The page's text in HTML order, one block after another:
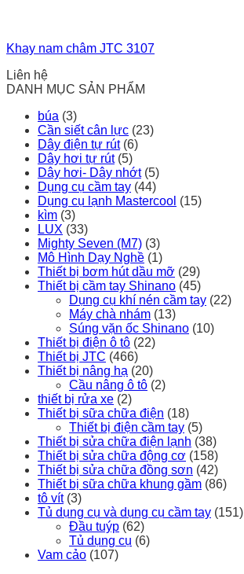
Khay nam châm JTC 3107
Liên hệ
DANH MỤC SẢN PHẨM
búa (3)
Cần siết cân lực (23)
Dây điện tự rút (6)
Dây hơi tự rút (5)
Dây hơi- Dây nhớt (5)
Dụng cụ cầm tay (44)
Dụng cụ lạnh Mastercool (15)
kìm (3)
LUX (33)
Mighty Seven (M7) (3)
Mô Hình Dạy Nghề (1)
Thiết bị bơm hút dầu mỡ (29)
Thiết bị cầm tay Shinano (45)
Dụng cụ khí nén cầm tay (22)
Máy chà nhám (13)
Súng vặn ốc Shinano (10)
Thiết bị điện ô tô (22)
Thiết bị JTC (466)
Thiết bị nâng hạ (20)
Cầu nâng ô tô (2)
thiết bị rửa xe (2)
Thiết bị sữa chữa điện (18)
Thiết bị điện cầm tay (5)
Thiết bị sửa chữa điện lạnh (38)
Thiết bị sửa chữa động cơ (158)
Thiết bị sửa chữa đồng sơn (42)
Thiết bị sữa chữa khung gầm (86)
tô vít (3)
Tủ dụng cụ và dụng cụ cầm tay (151)
Đầu tuýp (62)
Tủ dụng cụ (6)
Vam cảo (107)